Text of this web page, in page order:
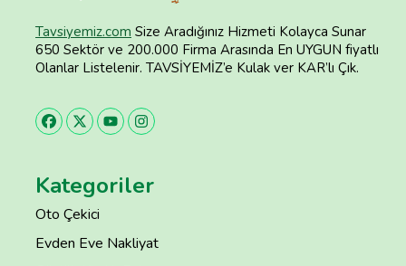
Tavsiyemiz.com Size Aradığınız Hizmeti Kolayca Sunar
650 Sektör ve 200.000 Firma Arasında En UYGUN fiyatlı
Olanlar Listelenir. TAVSİYEMİZ’e Kulak ver KAR’lı Çık.
Kategoriler
Oto Çekici
Evden Eve Nakliyat